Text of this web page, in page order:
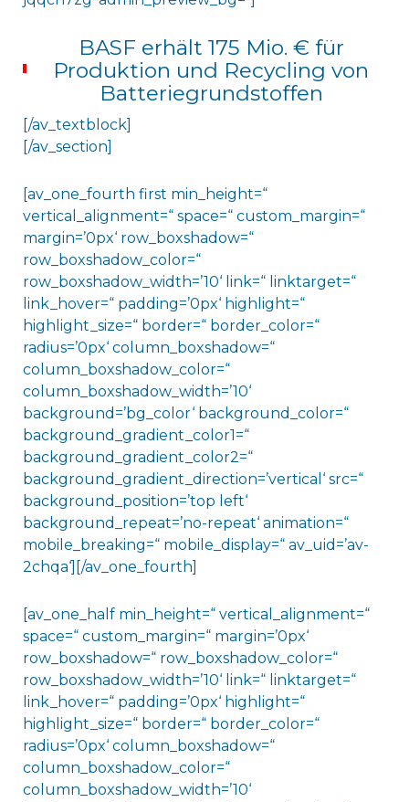
BASF erhält 175 Mio. € für
Produktion und Recycling von
Batteriegrundstoffen
[/av_textblock]
[/av_section]
[av_one_fourth first min_height=“
vertical_alignment=“ space=“ custom_margin=“
margin=’0px‘ row_boxshadow=“
row_boxshadow_color=“
row_boxshadow_width=’10‘ link=“ linktarget=“
link_hover=“ padding=’0px‘ highlight=“
highlight_size=“ border=“ border_color=“
radius=’0px‘ column_boxshadow=“
column_boxshadow_color=“
column_boxshadow_width=’10‘
background=’bg_color‘ background_color=“
background_gradient_color1=“
background_gradient_color2=“
background_gradient_direction=’vertical‘ src=“
background_position=’top left‘
background_repeat=’no-repeat‘ animation=“
mobile_breaking=“ mobile_display=“ av_uid=’av-
2chqa‘][/av_one_fourth]
[av_one_half min_height=“ vertical_alignment=“
space=“ custom_margin=“ margin=’0px‘
row_boxshadow=“ row_boxshadow_color=“
row_boxshadow_width=’10‘ link=“ linktarget=“
link_hover=“ padding=’0px‘ highlight=“
highlight_size=“ border=“ border_color=“
radius=’0px‘ column_boxshadow=“
column_boxshadow_color=“
column_boxshadow_width=’10‘